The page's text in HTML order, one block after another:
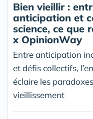
Bien vieillir :
anticipation et
science, ce que
x OpinionWay
Entre anticipation
et défis collectifs,
éclaire les
vieillissement